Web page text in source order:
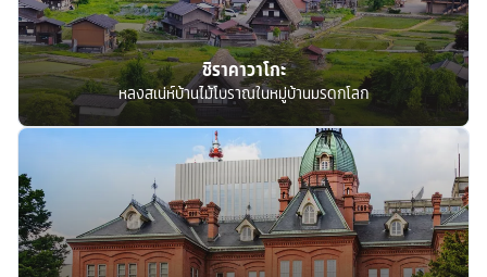
ชิราคาวาโกะ
หลงสเน่ห์บ้านไม้โบราณในหมู่บ้านมรดกโลก